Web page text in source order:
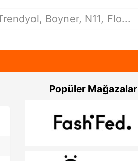
Popüler Mağazalar